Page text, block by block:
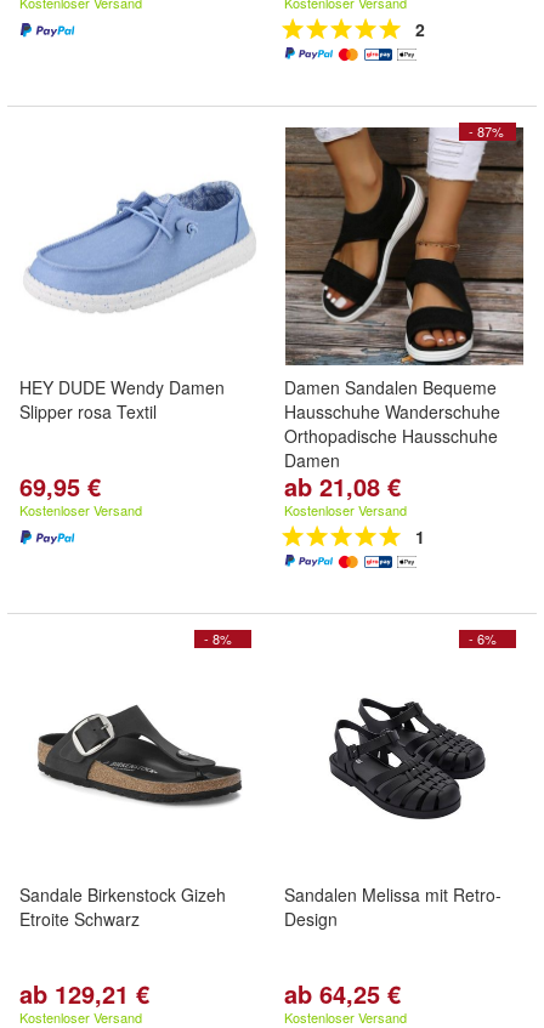
2
HEY DUDE Wendy Damen
Slipper rosa Textil
69,95 €
Kostenloser Versand
- 87%
Damen Sandalen Bequeme
Hausschuhe Wanderschuhe
Orthopadische Hausschuhe
Damen
ab 21,08 €
Kostenloser Versand
1
- 8%
Sandale Birkenstock Gizeh
Etroite Schwarz
ab 129,21 €
Kostenloser Versand
- 6%
Sandalen Melissa mit Retro-
Design
ab 64,25 €
Kostenloser Versand